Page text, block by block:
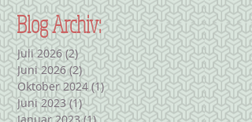
Blog Archiv:
Juli 2026 (2)2 Beiträge
Juni 2026 (2)2 Beiträge
Oktober 2024 (1)1 Beitrag
Juni 2023 (1)1 Beitrag